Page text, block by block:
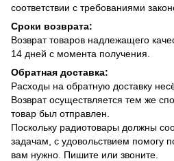
соответствии с требованиями
Сроки возврата:
Возврат товаров надлежащего
14 дней с момента получения.
Обратная доставка:
Расходы на обратную доставку
Возврат осуществляется тем же
товар был отправлен.
Поскольку радиотовары должны
задачам, с удовольствием помогу
вам нужно. Пишите или звоните.